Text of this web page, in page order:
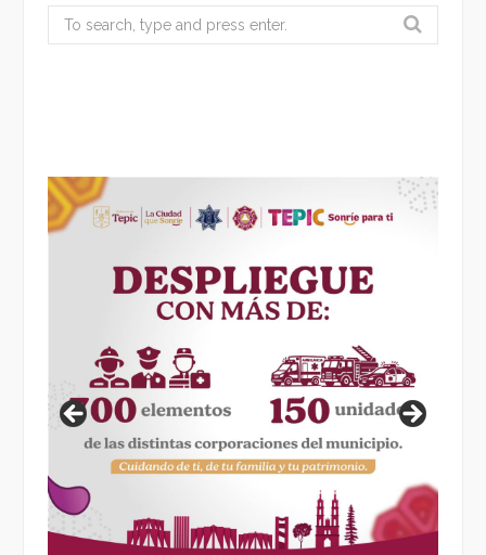
Search
for: